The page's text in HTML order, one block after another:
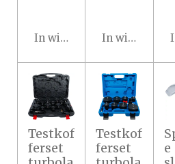
In winkelwagen
In
Testkof
ferset
Testkof
ferset
e